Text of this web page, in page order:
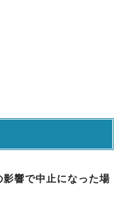
影響で中止になった場